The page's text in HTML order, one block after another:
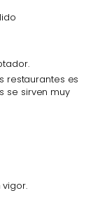
restaurantes es
se sirven muy